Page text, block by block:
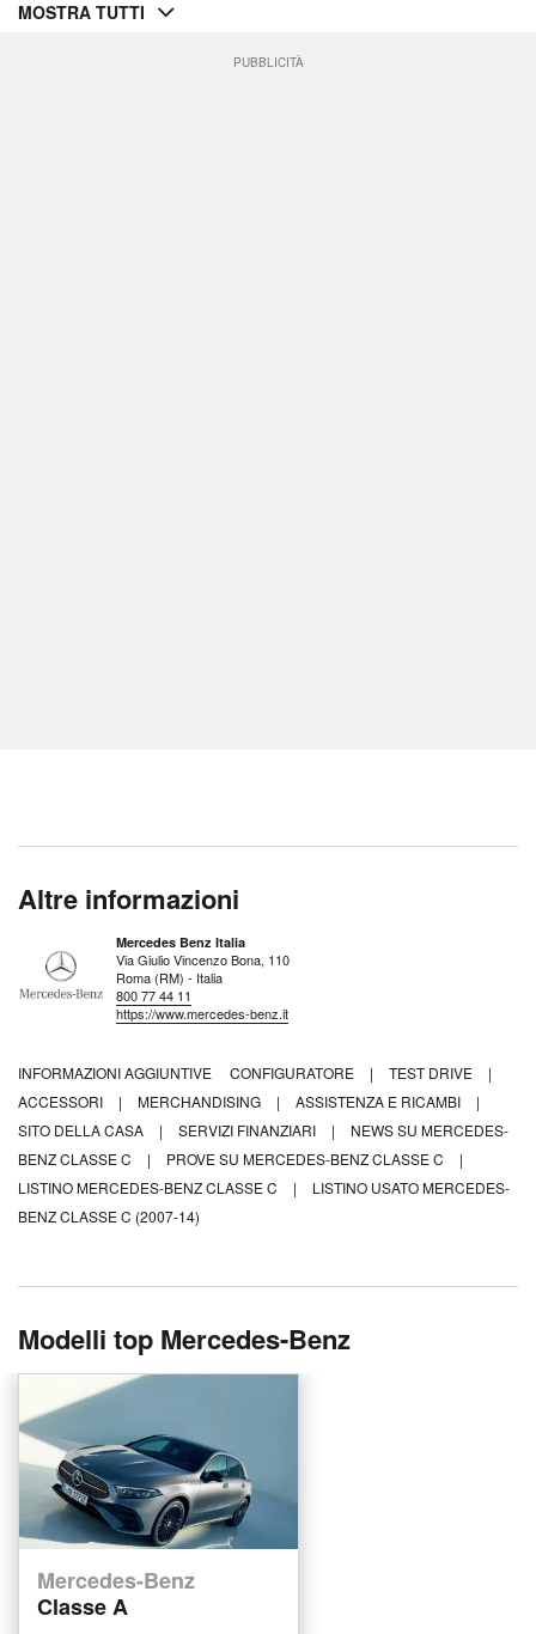
MOSTRA TUTTI
PUBBLICITÀ
Altre informazioni
Mercedes Benz Italia
Via Giulio Vincenzo Bona, 110
Roma (RM) - Italia
800 77 44 11
https://www.mercedes-benz.it
INFORMAZIONI AGGIUNTIVE CONFIGURATORE | TEST DRIVE
|
ACCESSORI
| MERCHANDISING | ASSISTENZA E RICAMBI
|
SITO DELLA CASA
| SERVIZI FINANZIARI |
NEWS SU MERCEDES-
BENZ CLASSE C
| PROVE SU MERCEDES-BENZ CLASSE C
|
LISTINO MERCEDES-BENZ CLASSE C
|
LISTINO USATO MERCEDES-
BENZ CLASSE C (2007-14)
Modelli top Mercedes-Benz
Mercedes-Benz
Classe A